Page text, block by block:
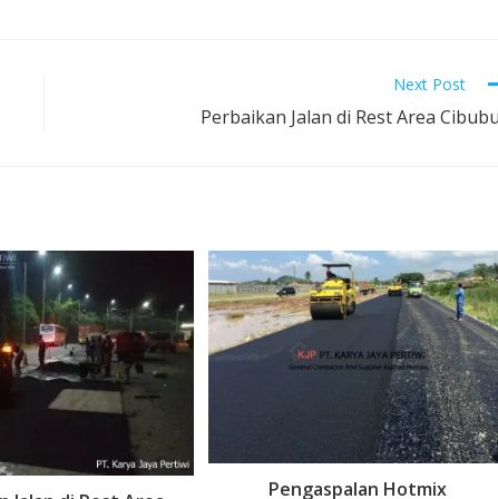
Next Post
Perbaikan Jalan di Rest Area
Pengaspalan Hotmix